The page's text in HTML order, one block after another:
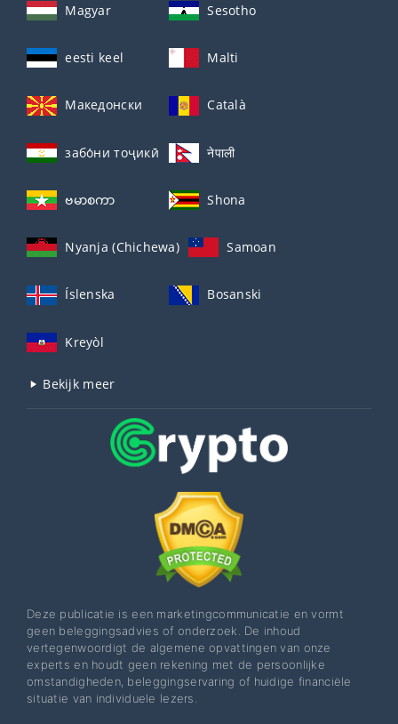
Magyar Sesotho
eesti keel Malti
Македонски Català
забо́ни тоҷикӣ́ नेपाली
ဗမာစကာ Shona
Nyanja (Chichewa) Samoan
Íslenska Bosanski
Kreyòl
Bekijk meer
Deze publicatie is een marketingcommunicatie en vormt
geen beleggingsadvies of onderzoek. De inhoud
vertegenwoordigt de algemene opvattingen van onze
experts en houdt geen rekening met de persoonlijke
omstandigheden, beleggingservaring of huidige financiële
situatie van individuele lezers.